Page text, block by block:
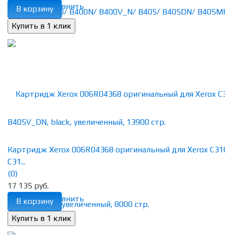
избранное сравнить
В корзину
избранное сравнить
Картридж Xerox 006R04368 оригинальный для Xerox
C31...
(0)
17 135 руб.
В корзину